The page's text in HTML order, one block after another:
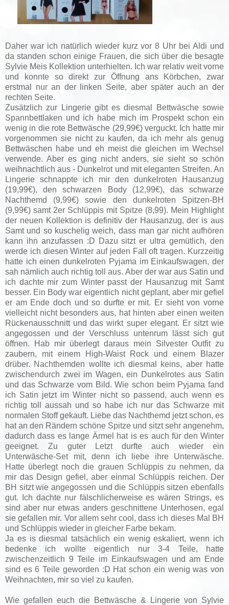
Daher war ich natürlich wieder kurz vor 8 Uhr bei Aldi und
da standen schon einige Frauen, die sich über die besagte
Sylvie Meis Kollektion unterhielten. Ich war relativ weit vorne
und konnte so direkt zur Öffnung ans Körbchen, zwar
erstmal nur an der linken Seite, aber später auch an der
rechten Seite.
Zusätzlich zur Lingerie gibt es diesmal Bettwäsche sowie
Spannbettlaken und ich habe mich im Prospekt schon ein
wenig in die rote Bettwäsche (29,99€) verguckt. Ich hatte mir
vorgenommen sie nicht zu kaufen, da ich mehr als genug
Bettwäschen habe und eh meist die gleichen im Wechsel
verwende. Aber es ging nicht anders, sie sieht so schön
weihnachtlich aus - Dunkelrot und mit eleganten Streifen. An
Lingerie schnappte ich mir den dunkelroten Hausanzug
(19,99€), den schwarzen Body (12,99€), das schwarze
Nachthemd (9,99€) sowie den dunkelroten Spitzen-BH
(9,99€) samt 2er Schlüppis mit Spitze (8,99). Mein Highlight
der neuen Kollektion is definitiv der Hausanzug, der is aus
Samt und so kuschelig weich, dass man gar nicht aufhören
kann ihn anzufassen :D Dazu sitzt er ultra gemütlich, den
werde ich diesen Winter auf jeden Fall oft tragen. Kurzzeitig
hatte ich einen dunkelroten Pyjama im Einkaufswagen, der
sah nämlich auch richtig toll aus. Aber der war aus Satin und
ich dachte mir zum Winter passt der Hausanzug mit Samt
besser. Ein Body war eigentlich nicht geplant, aber mir gefiel
er am Ende doch und so durfte er mit. Er sieht von vorne
vielleicht nicht besonders aus, hat hinten aber einen weiten
Rückenausschnitt und das wirkt super elegant. Er sitzt wie
angegossen und der Verschluss untenrum lässt sich gut
öffnen. Hab mir überlegt daraus mein Silvester Outfit zu
zaubern, mit einem High-Waist Rock und einem Blazer
drüber. Nachthemden wollte ich diesmal keins, aber hatte
zwischendurch zwei im Wagen, ein Dunkelrotes aus Satin
und das Schwarze vom Bild. Wie schon beim Pyjama fand
ich Satin jetzt im Winter nicht so passend, auch wenn es
richtig toll aussah und so habe ich nur das Schwarze mit
normalen Stoff gekauft. Liebe das Nachthemd jetzt schon, es
hat an den Rändern schöne Spitze und sitzt sehr angenehm,
dadurch dass es lange Ärmel hat is es auch für den Winter
geeignet. Zu guter Letzt durfte auch wieder ein
Unterwäsche-Set mit, denn ich liebe ihre Unterwäsche.
Hatte überlegt noch die grauen Schlüppis zu nehmen, da
mir das Design gefiel, aber einmal Schlüppis reichen. Der
BH sitzt wie angegossen und die Schlüppis sitzen ebenfalls
gut. Ich dachte nur fälschlicherweise es wären Strings, es
sind aber nur etwas anders geschnittene Unterhosen, egal
sie gefallen mir. Vor allem sehr cool, dass ich dieses Mal BH
und Schlüppis wieder in gleicher Farbe bekam.
Ja es is diesmal tatsächlich ein wenig eskaliert, wenn ich
bedenke ich wollte eigentlich nur 3-4 Teile, hatte
zwischenzeitlich 9 Teile im Einkaufswagen und am Ende
sind es 6 Teile geworden :D Hat schon ein wenig was von
Weihnachten, mir so viel zu kaufen.
Wie gefallen euch die Bettwäsche & Lingerie von Sylvie